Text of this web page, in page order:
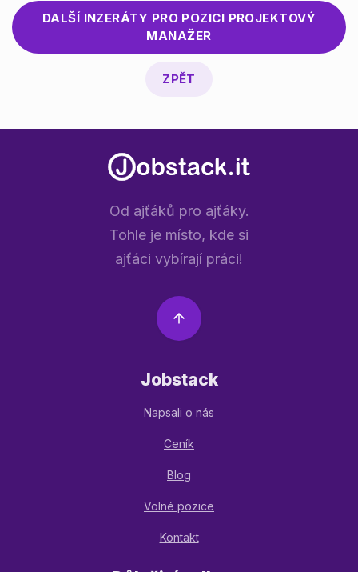
DALŠÍ INZERÁTY PRO POZICI PROJEKTOVÝ
MANAŽER
ZPĚT
Od ajťáků pro ajťáky.
Tohle je místo, kde si
ajťáci vybírají práci!
Jobstack
Napsali o nás
Ceník
Blog
Volné pozice
Kontakt